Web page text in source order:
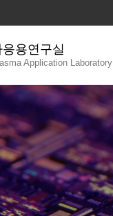
용연구실
Application Laboratory